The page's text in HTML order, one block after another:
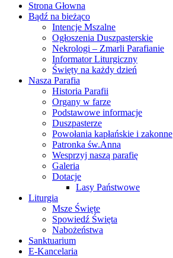
Strona Głowna
Bądź na bieżąco
Intencje Mszalne
Ogłoszenia Duszpasterskie
Nekrologi – Zmarli Parafianie
Informator Liturgiczny
Święty na każdy dzień
Nasza Parafia
Historia Parafii
Organy w farze
Podstawowe informacje
Duszpasterze
Powołania kapłańskie i zakonne
Patronka św.Anna
Wesprzyj naszą parafię
Galeria
Dotacje
Lasy Państwowe
Liturgia
Msze Święte
Spowiedź Święta
Nabożeństwa
Sanktuarium
E-Kancelaria